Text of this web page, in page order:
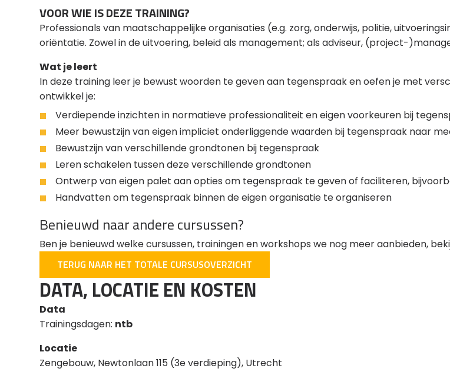
VOOR WIE IS DEZE TRAINING?
Professionals van maatschappelijke organisaties (e.g. zorg, onderwijs, politie,
oriëntatie. Zowel in de uitvoering, beleid als management; als adviseur, (project-
Wat je leert
In deze training leer je bewust woorden te geven aan tegenspraak en oefen je met
ontwikkel je:
Verdiepende inzichten in normatieve professionaliteit en eigen voorkeuren bij
Meer bewustzijn van eigen impliciet onderliggende waarden bij tegenspraak naar
Bewustzijn van verschillende grondtonen bij tegenspraak
Leren schakelen tussen deze verschillende grondtonen
Ontwerp van eigen palet aan opties om tegenspraak te geven of faciliteren,
Handvatten om tegenspraak binnen de eigen organisatie te organiseren
Benieuwd naar andere cursussen?
Ben je benieuwd welke cursussen, trainingen en workshops we nog meer aanbieden,
TERUG NAAR HET TOTALE CURSUSOVERZICHT
DATA, LOCATIE EN KOSTEN
Data
Trainingsdagen: ntb
Locatie
Zengebouw, Newtonlaan 115 (3e verdieping), Utrecht